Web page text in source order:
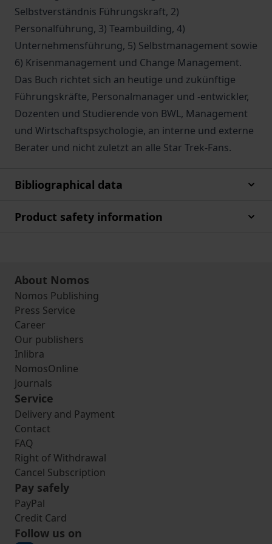
Selbstverständnis Führungskraft, 2)
Personalführung, 3) Teambuilding, 4)
Unternehmensführung, 5) Selbstmanagement sowie
6) Krisenmanagement und Change Management.
Das Buch richtet sich an heutige und zukünftige
Führungskräfte, Personalmanager und -entwickler,
Dozenten und Studierende von BWL, Management
und Wirtschaftspsychologie, an interne und externe
Berater und nicht zuletzt an alle Star Trek-Fans.
Bibliographical data
Product safety information
About Nomos
Nomos Publishing
Press Service
Career
Our publishers
Inlibra
NomosOnline
Journals
Service
Delivery and Payment
Contact
FAQ
Right of Withdrawal
Cancel Subscription
Pay safely
PayPal
Credit Card
Follow us on